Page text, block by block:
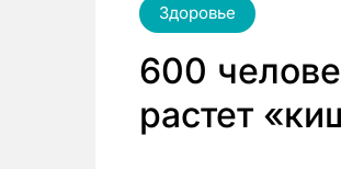
Здоровье
600
растет